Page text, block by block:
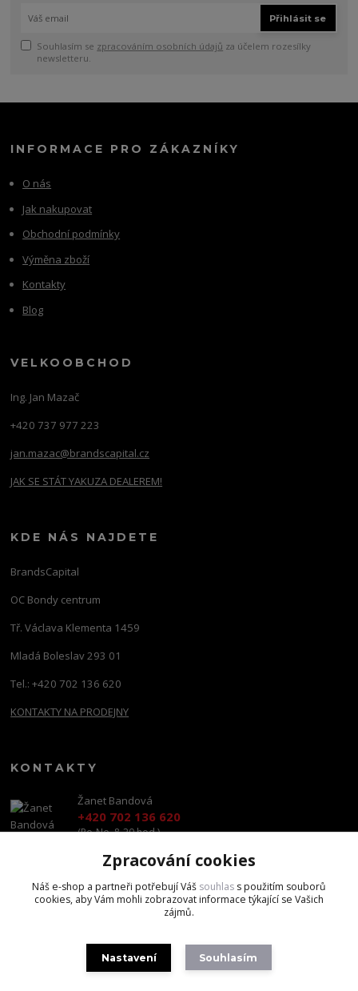
Přihlásit se
Souhlasím se zpracováním osobních údajů za účelem rozesílky
newsletteru.
INFORMACE PRO ZÁKAZNÍKY
O nás
Jak nakupovat
Obchodní podmínky
Výměna zboží
Kontakty
Blog
VELKOOBCHOD
Ing. Jan Mazač
+420 737 977 223
jan.mazac@brandscapital.cz
JAK SE STÁT YAKUZA DEALEREM!
KDE NÁS NAJDETE
BrandsCapital
OC Bondy centrum
Tř. Václava Klementa 1459
Mladá Boleslav 293 01
Tel.: +420 702 136 620
KONTAKTY NA PRODEJNY
KONTAKTY
Žanet Bandová
+420 702 136 620
(Po-Ne, 8-20 hod.)
shop@brandscapital.cz
Zpracování cookies
Náš e-shop a partneři potřebují Váš souhlas s použitím souborů
cookies, aby Vám mohli zobrazovat informace týkající se Vašich
zájmů.
Nastavení Souhlasím